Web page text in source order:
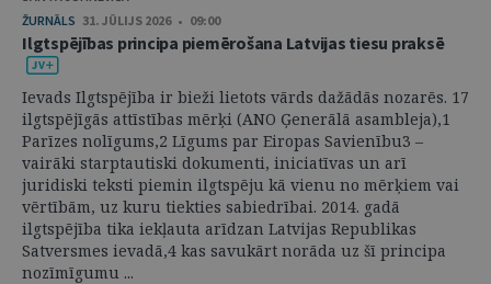
ŽURNĀLS 31. JŪLIJS 2026 • 09:00
Ilgtspējības principa piemērošana Latvijas tiesu praksē
Ievads Ilgtspējība ir bieži lietots vārds dažādās nozarēs. 17
ilgtspējīgās attīstības mērķi (ANO Ģenerālā asambleja),1
Parīzes nolīgums,2 Līgums par Eiropas Savienību3 –
vairāki starptautiski dokumenti, iniciatīvas un arī
juridiski teksti piemin ilgtspēju kā vienu no mērķiem vai
vērtībām, uz kuru tiekties sabiedrībai. 2014. gadā
ilgtspējība tika iekļauta arīdzan Latvijas Republikas
Satversmes ievadā,4 kas savukārt norāda uz šī principa
nozīmīgumu ...